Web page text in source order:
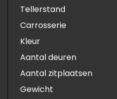
Tellerstand
Carrosserie
Kleur
Aantal deuren
Aantal zitplaatsen
Gewicht